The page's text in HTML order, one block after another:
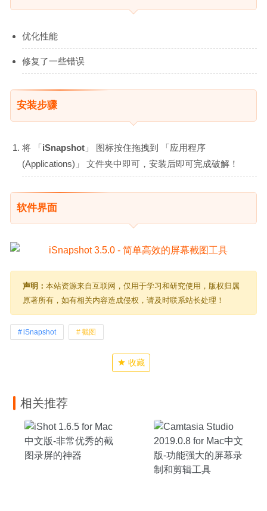
优化性能
修复了一些错误
安装步骤
将 「iSnapshot 」 图标按住拖拽到 「应用程序
(Applications)」 文件夹中即可，安装后即可完成破解！
软件界面
声明： 本站资源来自互联网，仅用于学习和研究使用，版权归属
原著所有，如有相关内容造成侵权，请及时联系站长处理！
iSnapshot 截图
收藏
相关推荐